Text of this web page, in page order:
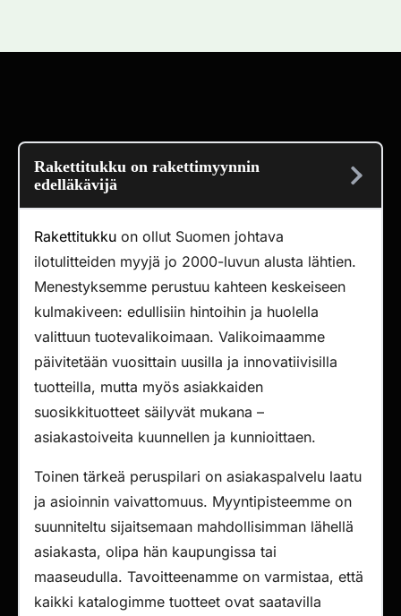
Rakettitukku on rakettimyynnin
edelläkävijä
Rakettitukku on ollut Suomen johtava
ilotulitteiden myyjä jo 2000-luvun alusta lähtien.
Menestyksemme perustuu kahteen keskeiseen
kulmakiveen: edullisiin hintoihin ja huolella
valittuun tuotevalikoimaan. Valikoimaamme
päivitetään vuosittain uusilla ja innovatiivisilla
tuotteilla, mutta myös asiakkaiden
suosikkituotteet säilyvät mukana –
asiakastoiveita kuunnellen ja kunnioittaen.
Toinen tärkeä peruspilari on asiakaspalvelu laatu
ja asioinnin vaivattomuus. Myyntipisteemme on
suunniteltu sijaitsemaan mahdollisimman lähellä
asiakasta, olipa hän kaupungissa tai
maaseudulla. Tavoitteenamme on varmistaa, että
kaikki katalogimme tuotteet ovat saatavilla